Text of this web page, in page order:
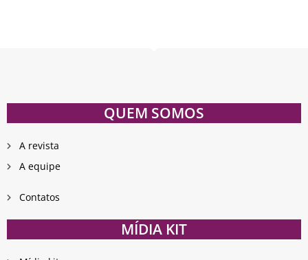
QUEM SOMOS
A revista
A equipe
Contatos
MÍDIA KIT